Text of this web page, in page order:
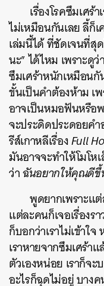
เรื่องโรคซึมเศ
ไม่เหมือนกันเลย ลี้ก็
เล่มนี้ได้ ที่ชัดเจนที่
นะ” ได้ไหม เพราะดู
ซึมเศร้าหนักเหมือนกั
ขั้นเป็นคำต้องห้าม เ
อาจเป็นหมอฟันหรือ
จะประดิดประดอยคำ
รีส์เกาหลีเรื่องFull
มันอาจจะทำให้โมโห
ว่าฉันอยากให้คุณดี
พูดยากเพราะแ
แต่ละคนก็เจอเรื่อง
ก็บอกว่าเราไม่เข้าใ
เราหายจากซึมเศร้า
ตัวเองหน่อย เราก็จะ
อะไรก็ฉุดไม่อยู่ บาง
SHARE